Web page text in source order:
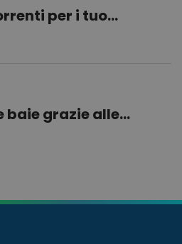
per i tuo...
baie grazie alle...